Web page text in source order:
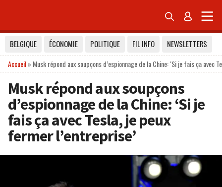
 
BELGIQUE ÉCONOMIE POLITIQUE FIL INFO
NEWSLETTERS
Accueil» Musk répond aux soupçons d’espionnage de la Chine: ‘Si je fais ça avec
Musk répond aux soupçons
d’espionnage de la Chine: ‘Si je
fais ça avec Tesla, je peux
fermer l’entreprise’